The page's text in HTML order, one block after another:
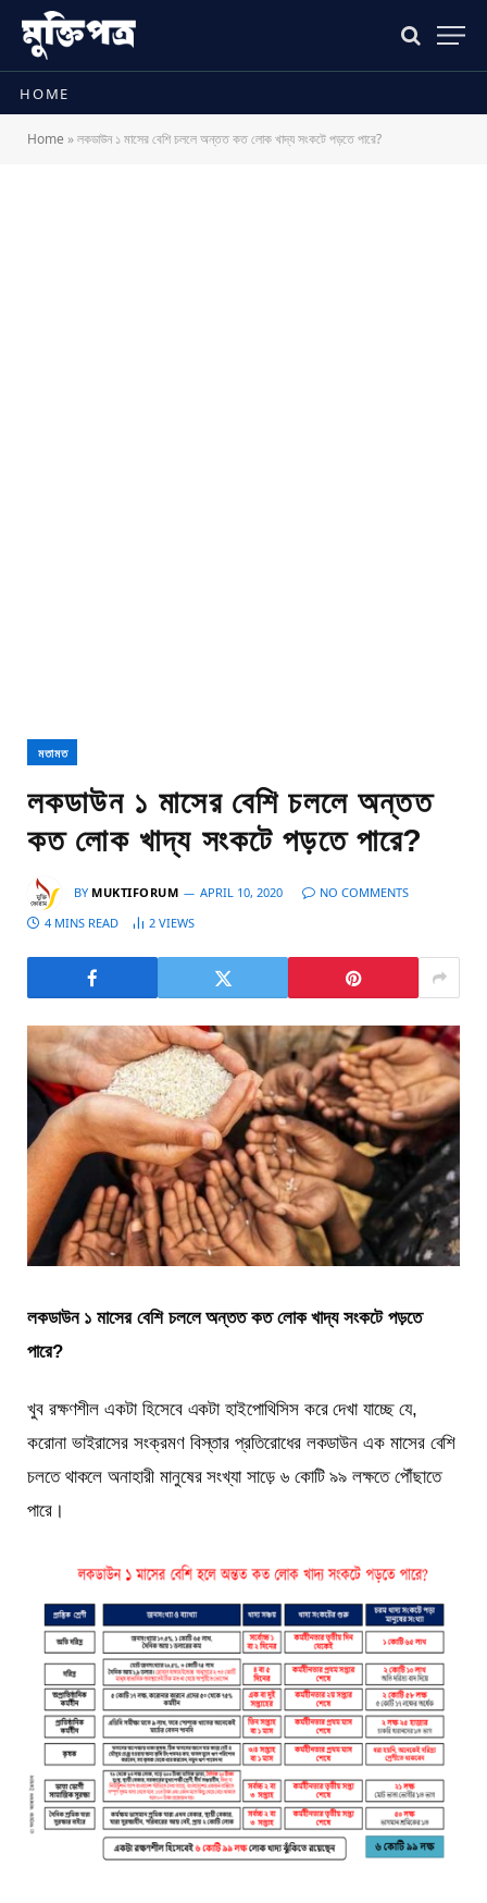
HOME
Home »লকডাউন ১ মাসের বেশি চললে অন্তত কত লোক খাদ্য সংকটে পড়তে পারে?
মতামত
লকডাউন ১ মাসের বেশি চললে অন্তত
কত লোক খাদ্য সংকটে পড়তে পারে?
BY MUKTIFORUM APRIL 10, 2020
NO COMMENTS
4 MINS READ
2 VIEWS
লকডাউন ১ মাসের বেশি চললে অন্তত কত লোক খাদ্য সংকটে পড়তে
পারে?
খুব রক্ষণশীল একটা হিসেবে একটা হাইপোথিসিস করে দেখা যাচ্ছে যে,
করোনা ভাইরাসের সংক্রমণ বিস্তার প্রতিরোধের লকডাউন এক মাসের বেশি
চলতে থাকলে অনাহারী মানুষের সংখ্যা সাড়ে ৬ কোটি ৯৯ লক্ষতে পৌঁছাতে
পারে।